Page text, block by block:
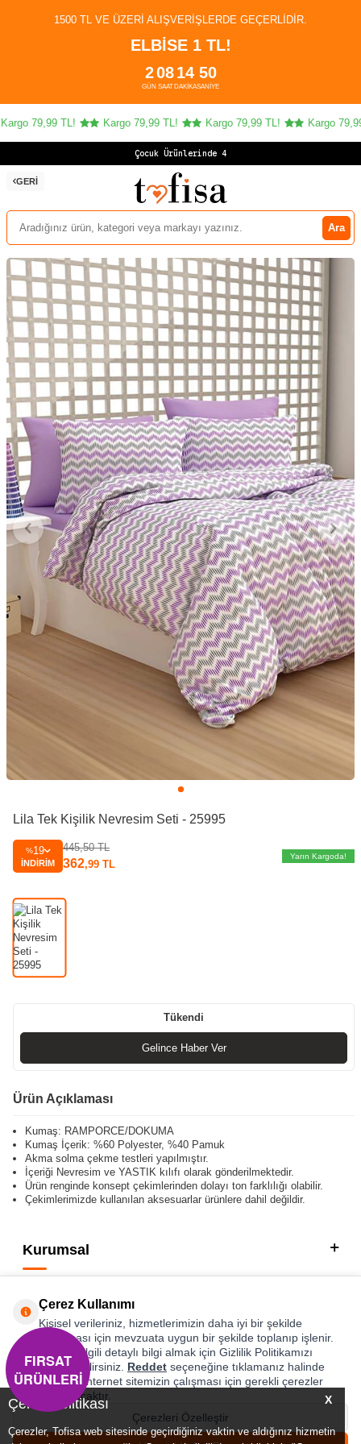
X
Çerez Politikası
Çerezler, Tofisa web sitesinde geçirdiğiniz vaktin ve aldığınız hizmetin
1500 TL VE ÜZERI ALIŞVERIŞLERDE GEÇERLIDIR.
ELBİSE 1 TL!
2
GÜN
08
SAAT
14
DAKIKA
50
SANIYE
79,99 TL! Kargo 79,99 TL! Kargo 79,99 TL! Kargo 79,99
Çocuk Ürünlerinde 4 A
GERI
Ara
Lila Tek Kişilik Nevresim Seti - 25995
%19
İNDIRIM
445,50TL
362,99 TL
Yarın Kargoda!
Tükendi
Gelince Haber Ver
Ürün Açıklaması
Kumaş: RAMPORCE/DOKUMA
Kumaş İçerik: %60 Polyester, %40 Pamuk
Akma solma çekme testleri yapılmıştır.
İçeriği Nevresim ve YASTIK kılıfı olarak gönderilmektedir.
Ürün renginde konsept çekimlerinden dolayı ton farklılığı olabilir.
Çekimlerimizde kullanılan aksesuarlar ürünlere dahil değildir.
Kurumsal
Hızlı Erişim
Sosyal
Adres & İletişim
Çerez Kullanımı
Kişisel verileriniz, hizmetlerimizin daha iyi bir şekilde
sunulması için mevzuata uygun bir şekilde toplanıp işlenir.
Konuyla ilgili detaylı bilgi almak için Gizlilik Politikamızı
inceleyebilirsiniz. Reddet seçeneğine tıklamanız halinde
yalnızca internet sitemizin çalışması için gerekli çerezler
kullanılacaktır.
Çerezleri Özelleştir
FIRSAT
ÜRÜNLERİ